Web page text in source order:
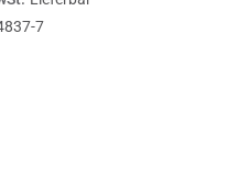
7